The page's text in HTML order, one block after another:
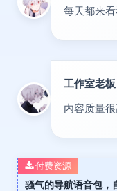
每天都来
工作室老板
内容质量很
付费资源